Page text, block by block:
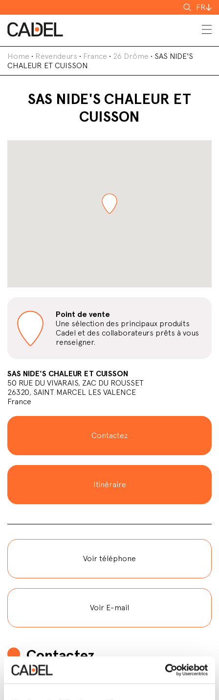
FR
Home • Revendeurs • France • 26 Drôme • SAS NIDE'S
CHALEUR ET CUISSON
SAS NIDE'S CHALEUR ET
CUISSON
Point de vente
Une sélection des principaux produits
Cadel et des collaborateurs prêts à vous
renseigner.
SAS NIDE'S CHALEUR ET CUISSON
50 RUE DU VIVARAIS, ZAC DU ROUSSET
26320, SAINT MARCEL LES VALENCE
France
Contactez
Itinéraire
Voir téléphone
Voir E-mail
Contactez